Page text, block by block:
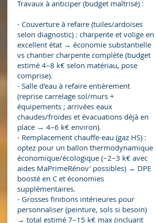
Travaux à anticiper (budget maîtrisé) :
- Couverture à refaire (tuiles/ardoises
selon diagnostic) : charpente et volige en
excellent état → économie substantielle
vs chantier charpente complète (budget
estimé 4–8 k€ selon matériau, pose
comprise).
- Salle d'eau à refaire entièrement
(reprise carrelage sol/murs +
équipements ; arrivées eaux
chaudes/froides et évacuations déjà en
place → 4–6 k€ environ).
- Remplacement chauffe-eau (gaz HS) :
optez pour un ballon thermodynamique
économique/écologique (~2–3 k€ avec
aides MaPrimeRénov' possibles) → DPE
boosté en C et économies
supplémentaires.
- Grosses finitions intérieures pour
personnaliser (peinture, sols si besoin)
→ total estimé 7–15 k€ max (incluant